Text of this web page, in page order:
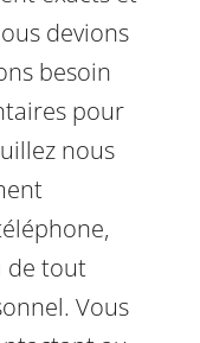
devions
besoin
pour
nous
de tout
Vous